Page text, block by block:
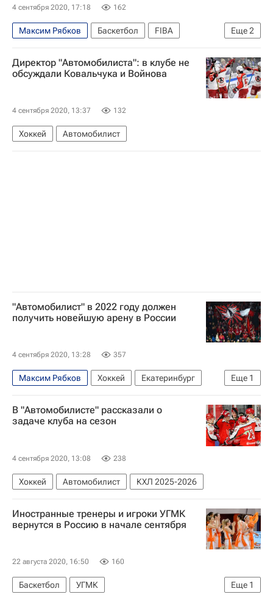
4 сентября 2020, 17:18 162
Еще2
Максим Рябков Баскетбол
FIBA
Евролига FIBA (женщины)
Спорт в условиях пандемии коронавируса
Директор "Автомобилиста": в клубе не
обсуждали Ковальчука и Войнова
4 сентября 2020, 13:37 132
Хоккей Автомобилист
"Автомобилист" в 2022 году должен
получить новейшую арену в России
4 сентября 2020, 13:28 357
Еще 1
Максим Рябков Хоккей
Екатеринбург
Автомобилист
В "Автомобилисте" рассказали о
задаче клуба на сезон
4 сентября 2020, 13:08 238
Хоккей Автомобилист КХЛ 2025-2026
Иностранные тренеры и игроки УГМК
вернутся в Россию в начале сентября
22 августа 2020, 16:50 160
Еще 1
Баскетбол
УГМК